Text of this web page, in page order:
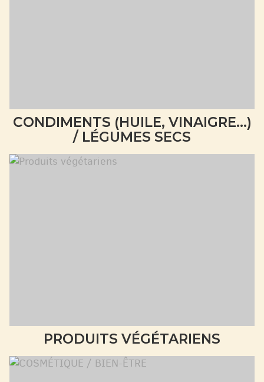
CONDIMENTS (HUILE, VINAIGRE...)
/ LÉGUMES SECS
PRODUITS VÉGÉTARIENS